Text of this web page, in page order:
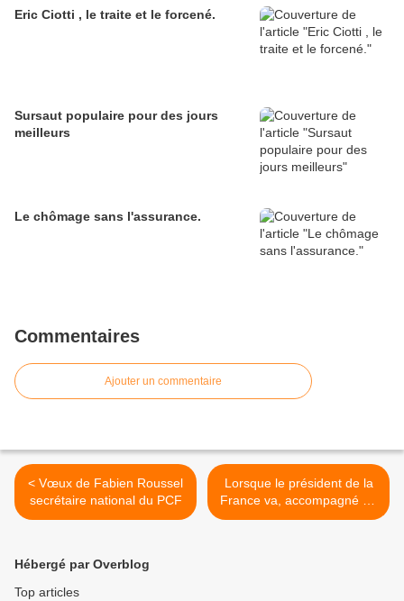
Eric Ciotti , le traite et le forcené.
Sursaut populaire pour des jours
meilleurs
Le chômage sans l'assurance.
Commentaires
Ajouter un commentaire
< Vœux de Fabien Roussel
secrétaire national du PCF
Lorsque le président de la
France va, accompagné de
Madame, faire un «pognon
Hébergé par Overblog
Top articles